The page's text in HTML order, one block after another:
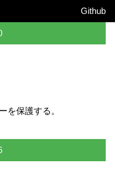
Github
を保護する。